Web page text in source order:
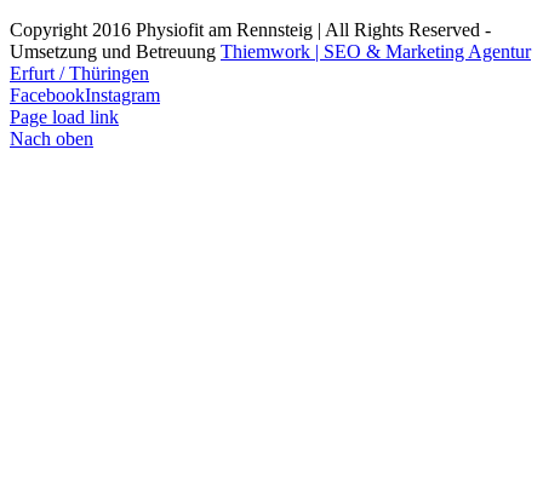
Copyright 2016 Physiofit am Rennsteig | All Rights Reserved -
Umsetzung und Betreuung Thiemwork | SEO & Marketing Agentur
Erfurt / Thüringen
FacebookInstagram
Page load link
Nach oben